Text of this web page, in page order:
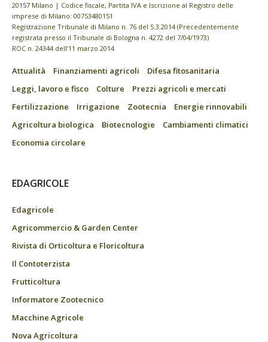
20157 Milano | Codice fiscale, Partita IVA e Iscrizione al Registro delle
imprese di Milano: 00753480151
Registrazione Tribunale di Milano n. 76 del 5.3.2014 (Precedentemente
registrata presso il Tribunale di Bologna n. 4272 del 7/04/1973)
ROC n. 24344 dell’11 marzo 2014
Attualità Finanziamenti agricoli
Difesa fitosanitaria
Leggi, lavoro e fisco
Colture
Prezzi agricoli e mercati
Fertilizzazione
Irrigazione Zootecnia
Energie rinnovabili
Agricoltura biologica
Biotecnologie
Cambiamenti climatici
Economia circolare
EDAGRICOLE
Edagricole
Agricommercio & Garden Center
Rivista di Orticoltura e Floricoltura
Il Contoterzista
Frutticoltura
Informatore Zootecnico
Macchine Agricole
Nova Agricoltura